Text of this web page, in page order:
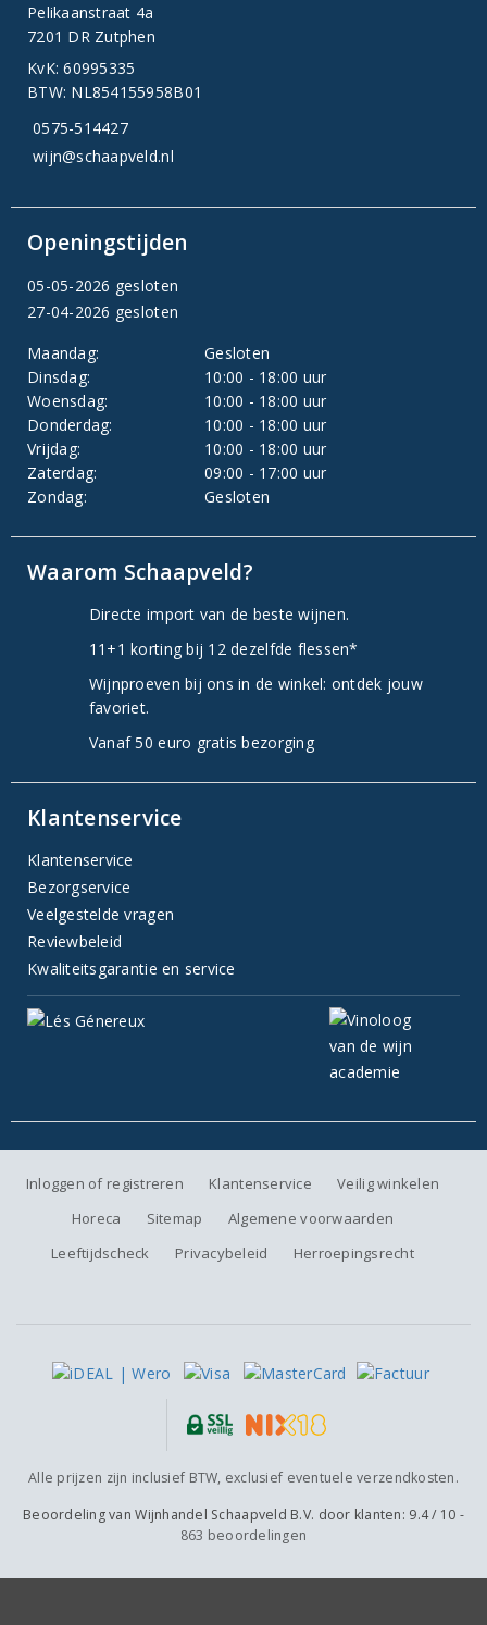
Pelikaanstraat 4a
7201 DR Zutphen
KvK: 60995335
BTW: NL854155958B01
0575-514427
wijn@schaapveld.nl
Openingstijden
05-05-2026 gesloten
27-04-2026 gesloten
Maandag:
Gesloten
Dinsdag:
10:00 - 18:00 uur
Woensdag:
10:00 - 18:00 uur
Donderdag:
10:00 - 18:00 uur
Vrijdag:
10:00 - 18:00 uur
Zaterdag:
09:00 - 17:00 uur
Zondag:
Gesloten
Waarom Schaapveld?
Directe import van de beste wijnen.
11+1 korting bij 12 dezelfde flessen*
Wijnproeven bij ons in de winkel: ontdek jouw
favoriet.
Vanaf 50 euro gratis bezorging
Klantenservice
Klantenservice
Bezorgservice
Veelgestelde vragen
Reviewbeleid
Kwaliteitsgarantie en service
Inloggen of registreren Klantenservice
Veilig winkelen
Horeca
Sitemap
Algemene voorwaarden
Leeftijdscheck
Privacybeleid Herroepingsrecht
Alle prijzen zijn inclusief BTW, exclusief eventuele verzendkosten.
Beoordeling vanWijnhandel Schaapveld B.V. door klanten: 9.4/ 10 -
863 beoordelingen